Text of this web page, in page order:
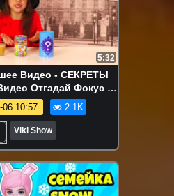
5:32
Видео - СЕКРЕТЫ
Отгадай Фокус и
/ Вики Шоу
06 10:57 2.1K
Viki Show